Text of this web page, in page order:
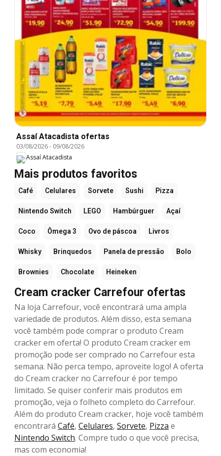
Assaí Atacadista ofertas
03/08/2026- 09/08/2026
Assaí Atacadista
Mais produtos favoritos
Café Celulares Sorvete Sushi Pizza
Nintendo Switch LEGO Hambúrguer Açaí
Coco Ômega 3 Ovo de páscoa Livros
Whisky Brinquedos Panela de pressão Bolo
Brownies Chocolate Heineken
Cream cracker Carrefour ofertas
Na loja Carrefour, você encontrará uma ampla
variedade de produtos. Além disso, esta semana
você também pode comprar o produto Cream
cracker em oferta! O produto Cream cracker em
promoção pode ser comprado no Carrefour esta
semana. Não perca tempo, aproveite logo! A oferta
do Cream cracker no Carrefour é por tempo
limitado. Se quiser conferir mais produtos em
promoção, veja o folheto completo do Carrefour.
Além do produto Cream cracker, hoje você também
encontrará Café, Celulares, Sorvete, Pizza e
Nintendo Switch. Compre tudo o que você precisa,
mas com economia!